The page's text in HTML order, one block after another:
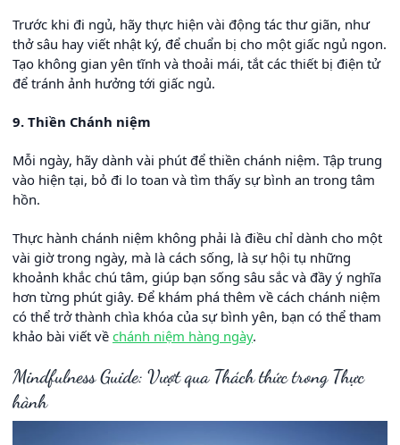
Trước khi đi ngủ, hãy thực hiện vài động tác thư giãn, như
thở sâu hay viết nhật ký, để chuẩn bị cho một giấc ngủ ngon.
Tạo không gian yên tĩnh và thoải mái, tắt các thiết bị điện tử
để tránh ảnh hưởng tới giấc ngủ.
9. Thiền Chánh niệm
Mỗi ngày, hãy dành vài phút để thiền chánh niệm. Tập trung
vào hiện tại, bỏ đi lo toan và tìm thấy sự bình an trong tâm
hồn.
Thực hành chánh niệm không phải là điều chỉ dành cho một
vài giờ trong ngày, mà là cách sống, là sự hội tụ những
khoảnh khắc chú tâm, giúp bạn sống sâu sắc và đầy ý nghĩa
hơn từng phút giây. Để khám phá thêm về cách chánh niệm
có thể trở thành chìa khóa của sự bình yên, bạn có thể tham
khảo bài viết về chánh niệm hàng ngày.
Mindfulness Guide: Vượt qua Thách thức trong Thực
hành